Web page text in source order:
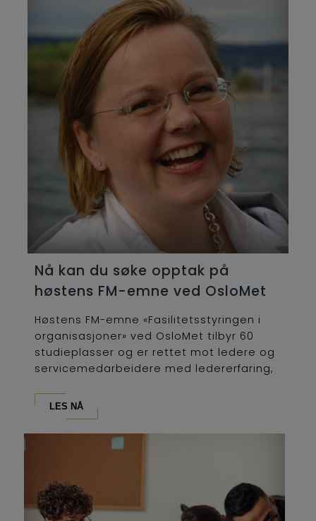
Nå kan du søke opptak på
høstens FM-emne ved OsloMet
Høstens FM-emne «Fasilitetsstyringen i
organisasjoner» ved OsloMet tilbyr 60
studieplasser og er rettet mot ledere og
servicemedarbeidere med ledererfaring,
LES NÅ